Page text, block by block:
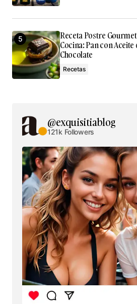
Receta Postre
Cocina: Pan con
Chocolate
Recetas
@exquisitiablog
121k Followers